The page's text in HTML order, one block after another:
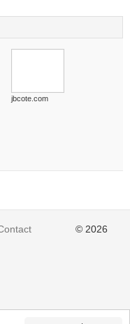
jbcote.com
© 2026